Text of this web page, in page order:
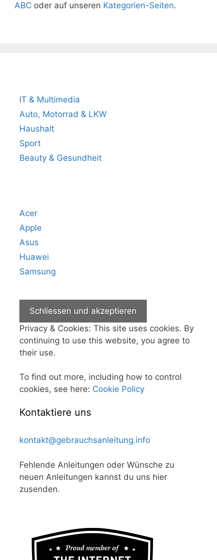
ABC oder auf unseren Kategorien-Seiten.
IT & Multimedia
Auto, Motorrad & LKW
Haushalt
Sport
Beauty & Gesundheit
Acer
Apple
Asus
Huawei
Samsung
Privacy & Cookies: This site uses cookies. By
continuing to use this website, you agree to
their use.
To find out more, including how to control
cookies, see here: Cookie Policy
Kontaktiere uns
kontakt@gebrauchsanleitung.info
Fehlende Anleitungen oder Wünsche zu
neuen Anleitungen kannst du uns hier
zusenden.